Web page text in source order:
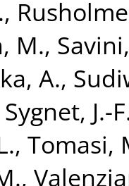
,
M.,
A.,
Sygnet, J.-
, Tomasi,
,